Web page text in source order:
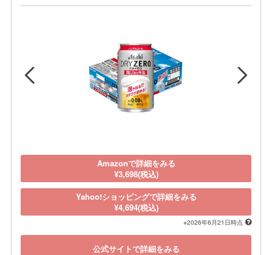
Amazonで詳細をみる
¥3,698(税込)
Yahoo!ショッピングで詳細をみる
¥4,694(税込)
※2026年6月21日時点
公式サイトで詳細をみる